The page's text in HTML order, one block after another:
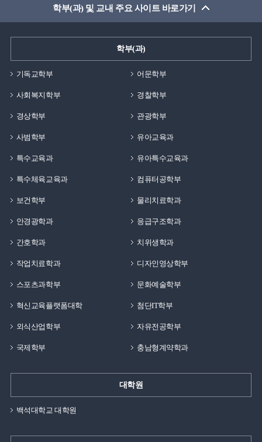
학부(과) 및 교내 주요 사이트 바로가기
학부(과)
기독교학부 어문학부
사회복지학부 경찰학부
경상학부 관광학부
사범학부 유아교육과
특수교육과 유아특수교육과
특수체육교육과 컴퓨터공학부
보건학부 물리치료학과
안경광학과 응급구조학과
간호학과 치위생학과
작업치료학과 디자인영상학부
스포츠과학부 문화예술학부
혁신교육플랫폼대학 첨단IT학부
외식산업학부 자유전공학부
국제학부 충남형계약학과
대학원
백석대학교 대학원